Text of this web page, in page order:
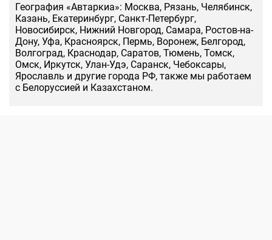
География «Автаркиа»: Москва, Рязань, Челябинск,
Казань, Екатеринбург, Санкт-Петербург,
Новосибирск, Нижний Новгород, Самара, Ростов-на-
Дону, Уфа, Красноярск, Пермь, Воронеж, Белгород,
Волгоград, Краснодар, Саратов, Тюмень, Томск,
Омск, Иркутск, Улан-Удэ, Саранск, Чебоксары,
Ярославль и другие города РФ, также мы работаем
с Белоруссией и Казахстаном.